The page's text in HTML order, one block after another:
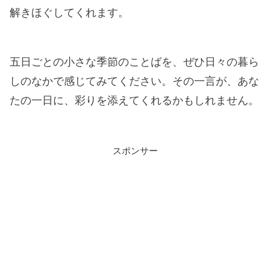
解きほぐしてくれます。
五日ごとの小さな季節のことばを、ぜひ日々の暮ら
しのなかで感じてみてください。その一言が、あな
たの一日に、彩りを添えてくれるかもしれません。
スポンサー